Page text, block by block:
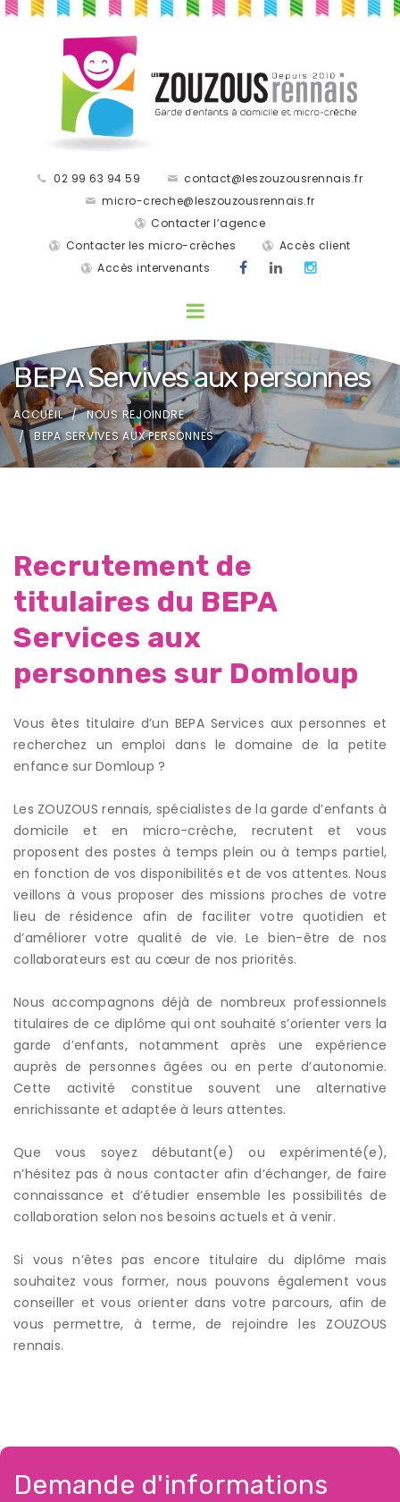
02 99 63 94 59
contact@leszouzousrennais.fr
micro-creche@leszouzousrennais.fr
Contacter l’agence
Contacter les micro-crèches
Accès client
Accès intervenants
BEPA Servives aux personnes
ACCUEIL
NOUS REJOINDRE
BEPA SERVIVES AUX PERSONNES
Recrutement de
titulaires du BEPA
Services aux
personnes sur Domloup
Vous êtes titulaire d’un BEPA Services aux personnes et
recherchez un emploi dans le domaine de la petite
enfance sur Domloup ?
Les ZOUZOUS rennais, spécialistes de la garde d’enfants à
domicile et en micro-crèche, recrutent et vous
proposent des postes à temps plein ou à temps partiel,
en fonction de vos disponibilités et de vos attentes. Nous
veillons à vous proposer des missions proches de votre
lieu de résidence afin de faciliter votre quotidien et
d’améliorer votre qualité de vie. Le bien-être de nos
collaborateurs est au cœur de nos priorités.
Nous accompagnons déjà de nombreux professionnels
titulaires de ce diplôme qui ont souhaité s’orienter vers la
garde d’enfants, notamment après une expérience
auprès de personnes âgées ou en perte d’autonomie.
Cette activité constitue souvent une alternative
enrichissante et adaptée à leurs attentes.
Que vous soyez débutant(e) ou expérimenté(e),
n’hésitez pas à nous contacter afin d’échanger, de faire
connaissance et d’étudier ensemble les possibilités de
collaboration selon nos besoins actuels et à venir.
Si vous n’êtes pas encore titulaire du diplôme mais
souhaitez vous former, nous pouvons également vous
conseiller et vous orienter dans votre parcours, afin de
vous permettre, à terme, de rejoindre les ZOUZOUS
rennais.
Demande d'informations